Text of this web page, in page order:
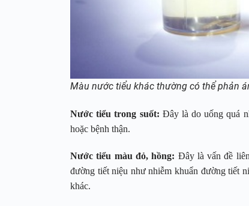
Màu nước tiểu khác thường có thể phản
Nước tiểu trong suốt: Đây là do uống quá
hoặc bệnh thận.
Nước tiểu màu đỏ, hồng: Đây là vấn đề
đường tiết niệu như nhiễm khuẩn đường tiết
khác.